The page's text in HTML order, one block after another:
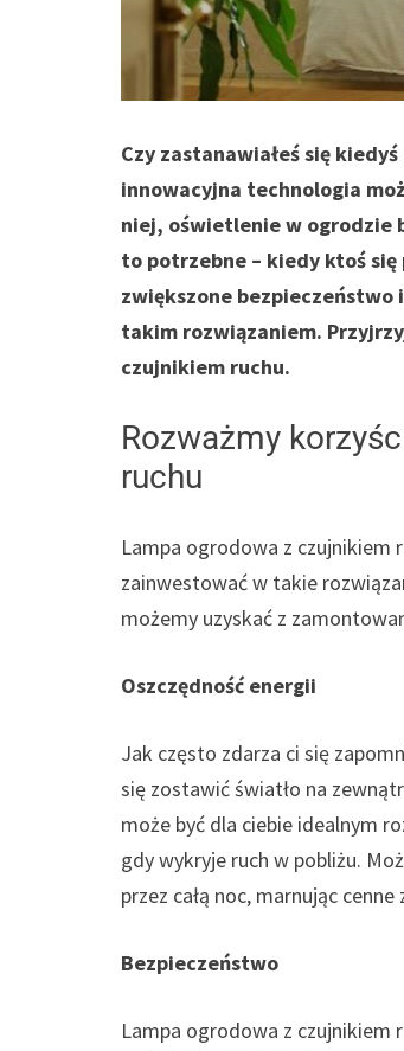
Czy zastanawiałeś się
innowacyjna technologia
niej, oświetlenie w ogrodzie
to potrzebne – kiedy ktoś
zwiększone
takim rozwiązaniem.
czujnikiem ruchu.
Rozważmy
ruchu
Lampa ogrodowa z czujnikiem
zainwestować w takie
możemy uzyskać z
Oszczędność energii
Jak często zdarza ci się
się zostawić światło na
może być dla ciebie idealnym
gdy wykryje ruch w pobliżu.
przez całą noc, marnując
Bezpieczeństwo
Lampa ogrodowa z czujnikiem